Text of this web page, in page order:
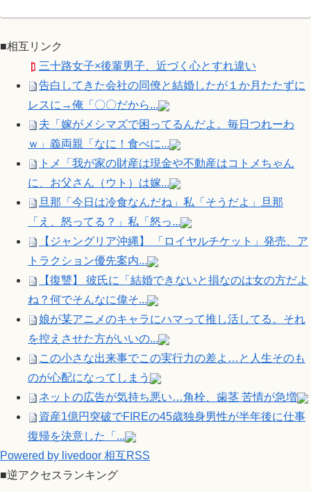
■相互リンク
三十路女子×後輩男子、近づく心とすれ違い
告白してきた会社の同僚と結婚したが１か月たたずに
レスに→俺「〇〇だから...
夫「嫁がメシマズで困ってるんだよ。毎日つれーわ
ｗ」義両親「なに！食べに...
トメ「我が家の財産は現金や不動産はコトメちゃん
に、お父さん（ウト）は嫁...
旦那「今日は冷食なんだね」私「そうだよ」旦那
「え、怒ってる？」私「怒っ...
【ジャングリア沖縄】 「ロイヤルチケット」発売、ア
トラクション優先案内...
【復讐】 彼氏に「結婚できないと損なのは女の方だよ
ね？何でそんなに偉そ...
娘が某アニメのキャラにハマって推し活してる。それ
を控えさせた方がいいの...
この小さな出来事でこの実行力の差よ…と人生そのも
のが心配になってしまう
ネットの広告が気持ち悪い…角栓、歯茎 苦情が急増
資産1億円突破でFIREの45歳独身男性が半年後に仕事
復帰を決意した「...
Powered by livedoor 相互RSS
■逆アクセスランキング